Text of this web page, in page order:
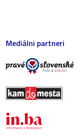
Mediálni partneri